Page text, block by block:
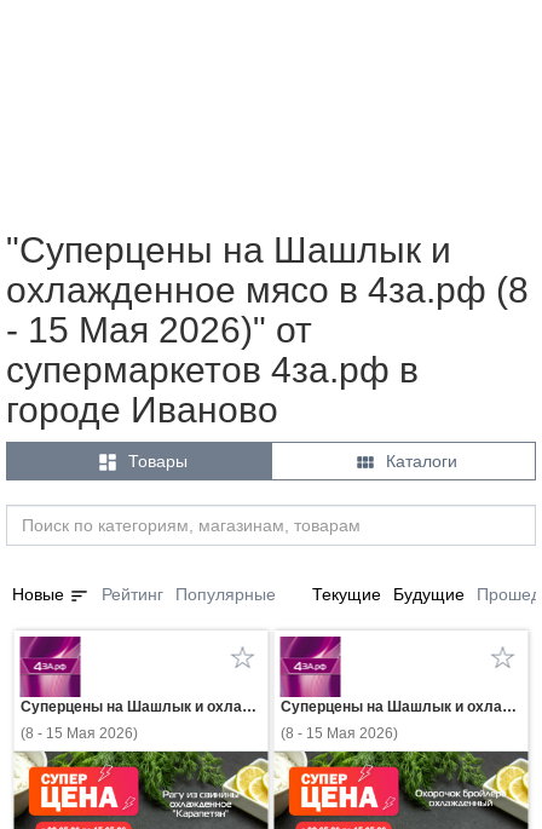
"Суперцены на Шашлык и
охлажденное мясо в 4за.рф (8
- 15 Мая 2026)" от
супермаркетов 4за.рф в
городе Иваново
 Товары  Каталоги
Новые sort Рейтинг Популярные Текущие Будущие
Суперцены на Шашлык и охлажденное мясо в 4за.рф
(8 - 15 Мая 2026)
Суперцены на Шашлык и охлажденное мясо в 4за.рф
(8 - 15 Мая 2026)